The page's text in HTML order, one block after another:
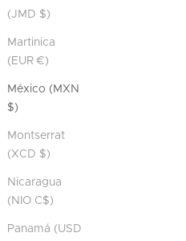
(JMD $)
Martinica
(EUR €)
México (MXN
$)
Montserrat
(XCD $)
Nicaragua
(NIO C$)
Panamá (USD